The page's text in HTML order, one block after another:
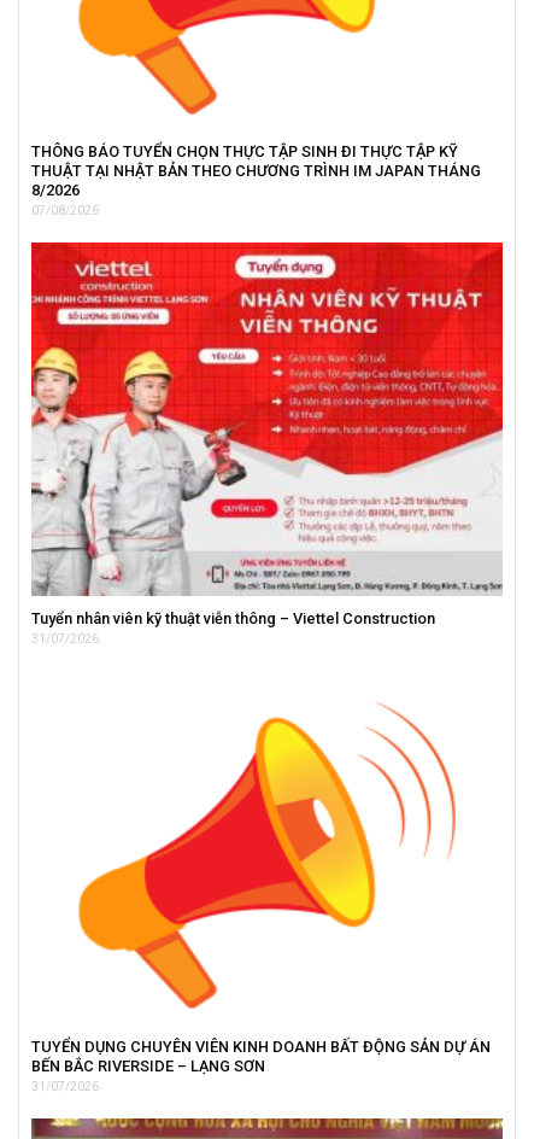
THÔNG BÁO TUYỂN CHỌN THỰC TẬP SINH ĐI THỰC TẬP KỸ
THUẬT TẠI NHẬT BẢN THEO CHƯƠNG TRÌNH IM JAPAN THÁNG
8/2026
07/08/2026
Tuyển nhân viên kỹ thuật viễn thông – Viettel Construction
31/07/2026
TUYỂN DỤNG CHUYÊN VIÊN KINH DOANH BẤT ĐỘNG SẢN DỰ ÁN
BẾN BẮC RIVERSIDE – LẠNG SƠN
31/07/2026